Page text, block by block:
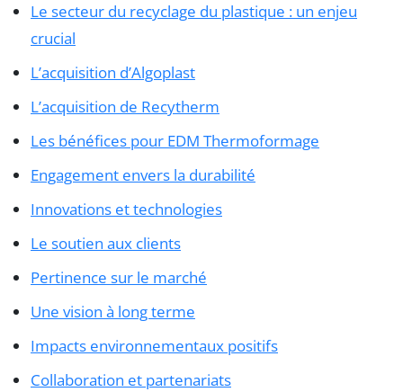
Le secteur du recyclage du plastique : un enjeu
crucial
L’acquisition d’Algoplast
L’acquisition de Recytherm
Les bénéfices pour EDM Thermoformage
Engagement envers la durabilité
Innovations et technologies
Le soutien aux clients
Pertinence sur le marché
Une vision à long terme
Impacts environnementaux positifs
Collaboration et partenariats